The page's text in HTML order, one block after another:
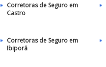
Corretoras de Seguro em
Castro
Corretoras de Seguro em
Ibiporã